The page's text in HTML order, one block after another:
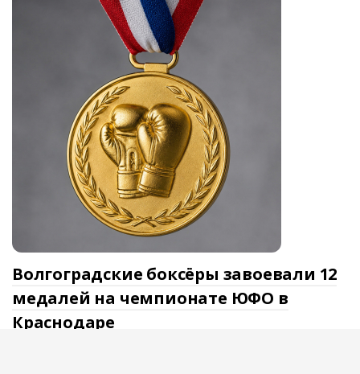
Волгоградские боксёры завоевали 12
медалей на чемпионате ЮФО в
Краснодаре